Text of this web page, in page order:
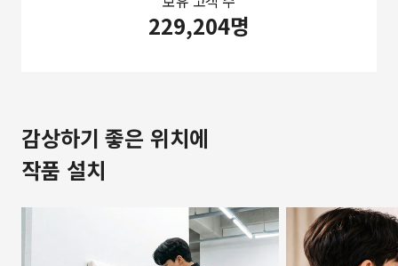
229,204명
감상하기 좋은 위치에
작품 설치